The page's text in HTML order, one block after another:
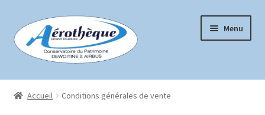
Aller
à
la
navigation
Aller
au
contenu
Menu
Accueil
Accueil Conditions générales de vente